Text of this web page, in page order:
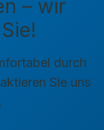
– wir
durch
Sie uns